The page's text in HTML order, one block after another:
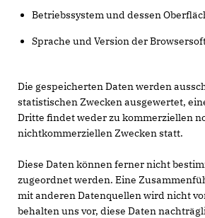
Betriebssystem und dessen
Sprache und Version der
Die gespeicherten Daten werden
statistischen Zwecken ausgewertet,
Dritte findet weder zu kommerziellen
nichtkommerziellen Zwecken statt.
Diese Daten können ferner nicht
zugeordnet werden. Eine
mit anderen Datenquellen wird nicht
behalten uns vor, diese Daten